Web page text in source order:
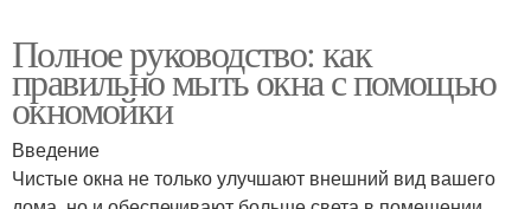
Полное руководство: как
правильно мыть окна с помощью
окномойки
Введение
Чистые окна не только улучшают внешний вид вашего